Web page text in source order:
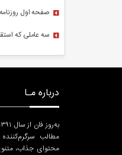
سبزوار
صفحه اول
سه عاملی که
درباره مـا
مطالب
محتوای جذاب،